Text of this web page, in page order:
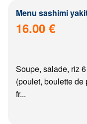
Menu sashimi
16.00 €
Soupe, salade, riz
(poulet, boulette
fr...